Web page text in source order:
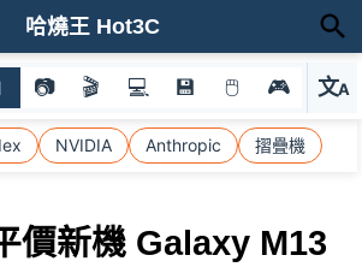
📷 🎬 💻 💾 🖱 🎮 文A
選
NVIDIA Anthropic 摺疊機
哈燒王 Hot3C
價新機 Galaxy M13